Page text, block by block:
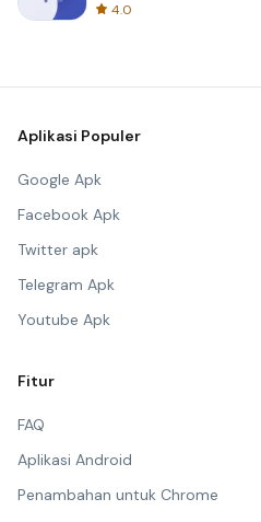
4.0
Aplikasi Populer
Google Apk
Facebook Apk
Twitter apk
Telegram Apk
Youtube Apk
Fitur
FAQ
Aplikasi Android
Penambahan untuk Chrome